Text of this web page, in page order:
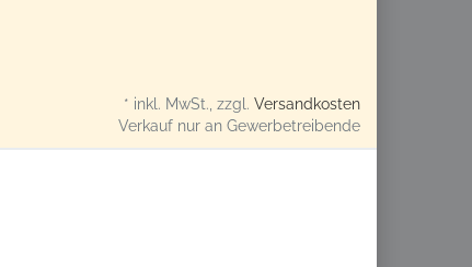
* inkl. MwSt., zzgl. Versandkosten
Verkauf nur an Gewerbetreibende